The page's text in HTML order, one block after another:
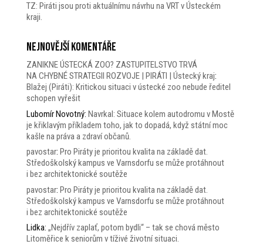
TZ: Piráti jsou proti aktuálnímu návrhu na VRT v Ústeckém
kraji.
Nejnovější komentáře
ZANIKNE ÚSTECKÁ ZOO? ZASTUPITELSTVO TRVÁ
NA CHYBNÉ STRATEGII ROZVOJE | PIRÁTI | Ústecký kraj:
Blažej (Piráti): Kritickou situaci v ústecké zoo nebude ředitel
schopen vyřešit
Lubomír Novotný: Navrkal: Situace kolem autodromu v Mostě
je křiklavým příkladem toho, jak to dopadá, když státní moc
kašle na práva a zdraví občanů.
pavostar: Pro Piráty je prioritou kvalita na základě dat.
Středoškolský kampus ve Varnsdorfu se může protáhnout
i bez architektonické soutěže
pavostar: Pro Piráty je prioritou kvalita na základě dat.
Středoškolský kampus ve Varnsdorfu se může protáhnout
i bez architektonické soutěže
Lidka: „Nejdřív zaplať, potom bydli“ – tak se chová město
Litoměřice k seniorům v tíživé životní situaci.